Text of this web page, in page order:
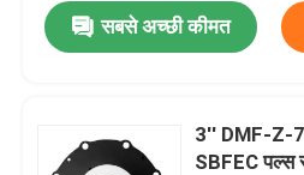
सबसे अच्छी कीमत
3'' DMF-Z-
SBFEC पल्स